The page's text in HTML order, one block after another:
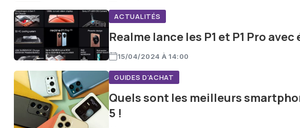
ACTUALITÉS
Realme lance les P1 et P1 Pro avec
15/04/2024 À 14:00
GUIDES D'ACHAT
Quels sont les meilleurs
5 !